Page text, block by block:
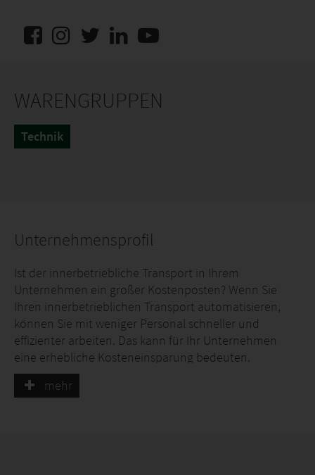
WARENGRUPPEN
Technik
Unternehmensprofil
Ist der innerbetriebliche Transport in Ihrem
Unternehmen ein großer Kostenposten? Wenn Sie
Ihren innerbetrieblichen Transport automatisieren,
können Sie mit weniger Personal schneller und
effizienter arbeiten. Das kann für Ihr Unternehmen
eine erhebliche Kosteneinsparung bedeuten.
Martin Stolze ist schon seit 1991 für Service und
mehr